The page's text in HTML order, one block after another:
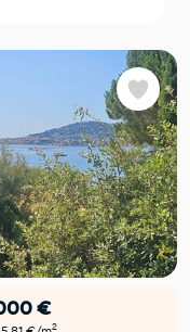
€
2
Favoris